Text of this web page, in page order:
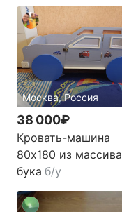
Москва, Россия
38 000₽
Кровать-машина
80х180 из массива
бука б/у